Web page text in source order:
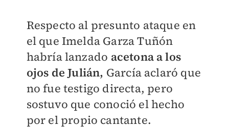
Respecto al presunto ataque en
el que Imelda Garza Tuñón
habría lanzado acetona a los
ojos de Julián, García aclaró que
no fue testigo directa, pero
sostuvo que conoció el hecho
por el propio cantante.